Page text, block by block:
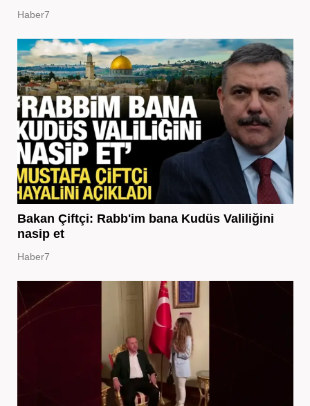
Haber7
Bakan Çiftçi: Rabb'im bana Kudüs Valiliğini
nasip et
Haber7